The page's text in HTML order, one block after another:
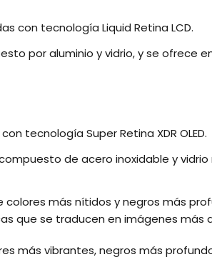
con tecnología Liquid Retina LCD.
por aluminio y vidrio, y se ofrece
tecnología Super Retina XDR OLED.
de acero inoxidable y
colores más nítidos y negros más
que se traducen en imágenes más
más vibrantes, negros más